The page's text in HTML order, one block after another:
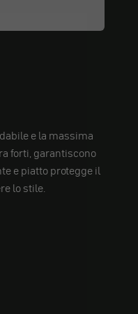
e la massima
forti, garantiscono
e piatto protegge il
lo stile.